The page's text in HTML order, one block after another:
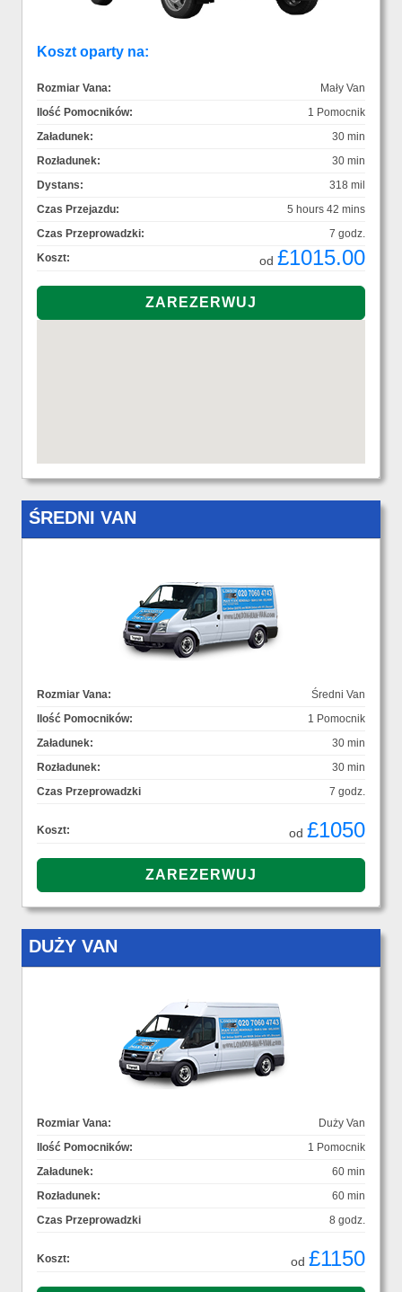
Koszt oparty na:
Rozmiar Vana:
Mały Van
Ilość Pomocników:
1 Pomocnik
Załadunek:
30 min
Rozładunek:
30 min
Dystans:
318 mil
Czas Przejazdu:
5 hours 42 mins
Czas Przeprowadzki:
7 godz.
Koszt:
od £1015.00
ŚREDNI VAN
Rozmiar Vana:
Średni Van
Ilość Pomocników:
1 Pomocnik
Załadunek:
30 min
Rozładunek:
30 min
Czas Przeprowadzki
7 godz.
Koszt: od £1050
DUŻY VAN
Rozmiar Vana:
Duży Van
Ilość Pomocników:
1 Pomocnik
Załadunek:
60 min
Rozładunek:
60 min
Czas Przeprowadzki
8 godz.
Koszt: od £1150